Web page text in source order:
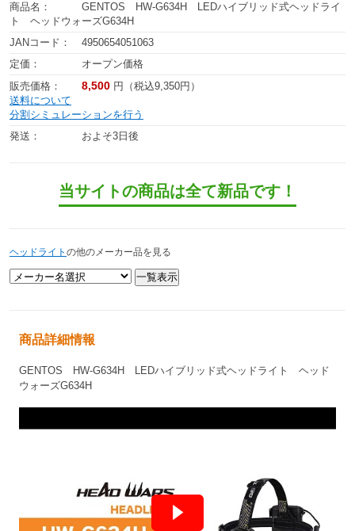
商品名：
GENTOS HW-G634H LEDハイブリッド式ヘッドライ
ト ヘッドウォーズG634H
JANコード：
4950654051063
定価：
オープン価格
販売価格：
8,500 円（税込9,350円）
送料について
分割シミュレーションを行う
発送：
およそ3日後
当サイトの商品は全て新品です！
ヘッドライト の他のメーカー品を見る
商品詳細情報
GENTOS HW-G634H LEDハイブリッド式ヘッドライト ヘッド
ウォーズG634H